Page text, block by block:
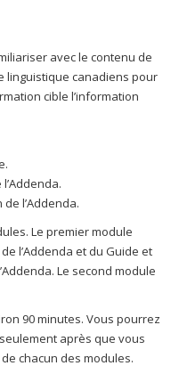
avec le contenu de
linguistique canadiens pour
cible l’information
l’Addenda.
Le premier module
l’Addenda et du Guide et
Le second module
90 minutes. Vous pourrez
après que vous
chacun des modules.